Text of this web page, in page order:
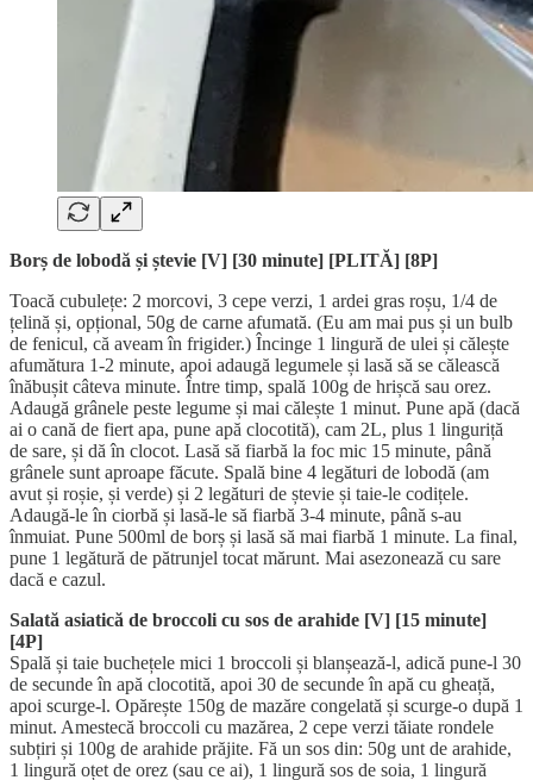
Borș de lobodă și ștevie [V] [30 minute] [PLITĂ] [8P]
Toacă cubulețe: 2 morcovi, 3 cepe verzi, 1 ardei gras roșu, 1/4 de
țelină și, opțional, 50g de carne afumată. (Eu am mai pus și un bulb
de fenicul, că aveam în frigider.) Încinge 1 lingură de ulei și călește
afumătura 1-2 minute, apoi adaugă legumele și lasă să se călească
înăbușit câteva minute. Între timp, spală 100g de hrișcă sau orez.
Adaugă grânele peste legume și mai călește 1 minut. Pune apă (dacă
ai o cană de fiert apa, pune apă clocotită), cam 2L, plus 1 linguriță
de sare, și dă în clocot. Lasă să fiarbă la foc mic 15 minute, până
grânele sunt aproape făcute. Spală bine 4 legături de lobodă (am
avut și roșie, și verde) și 2 legături de ștevie și taie-le codițele.
Adaugă-le în ciorbă și lasă-le să fiarbă 3-4 minute, până s-au
înmuiat. Pune 500ml de borș și lasă să mai fiarbă 1 minute. La final,
pune 1 legătură de pătrunjel tocat mărunt. Mai asezonează cu sare
dacă e cazul.
Salată asiatică de broccoli cu sos de arahide [V] [15 minute]
[4P]
Spală și taie buchețele mici 1 broccoli și blanșează-l, adică pune-l 30
de secunde în apă clocotită, apoi 30 de secunde în apă cu gheață,
apoi scurge-l. Opărește 150g de mazăre congelată și scurge-o după 1
minut. Amestecă broccoli cu mazărea, 2 cepe verzi tăiate rondele
subțiri și 100g de arahide prăjite. Fă un sos din: 50g unt de arahide,
1 lingură oțet de orez (sau ce ai), 1 lingură sos de soia, 1 lingură